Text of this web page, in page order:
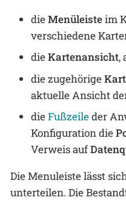
dieMenüleisteim
verschiedene
dieKartenansicht,
die zugehörige
aktuelle Ansicht
dieFußzeileder
Konfiguration die
Verweis auf
Die Menuleiste lässt
unterteilen. Die